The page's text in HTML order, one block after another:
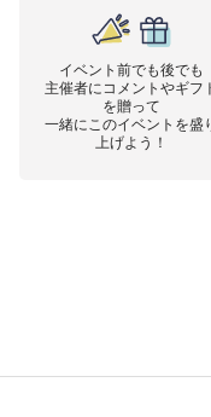
イベント前でも後でも
主催者にコメントやギフ
を贈って
一緒にこのイベントを盛
上げよう！